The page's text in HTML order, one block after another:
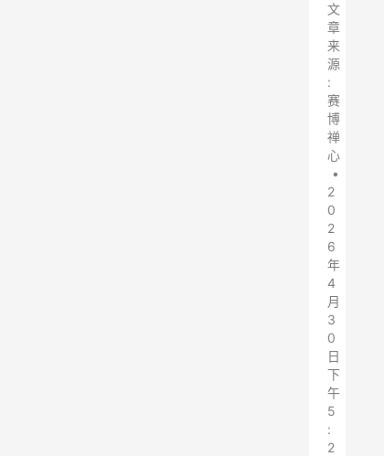
文
章
来
源
:
赛
博
禅
心
•
2
0
2
6
年
4
月
3
0
日
下
午
5
:
2